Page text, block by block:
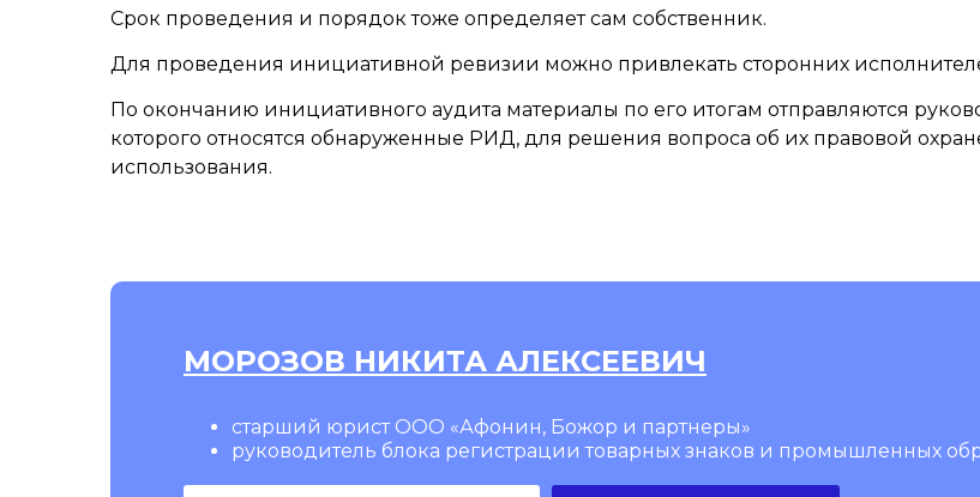
Срок проведения и порядок тоже определяет сам собственник.
Для проведения инициативной ревизии можно привлекать сторонних
По окончанию инициативного аудита материалы по его итогам отправляются
которого относятся обнаруженные РИД, для решения вопроса об их правовой
использования.
МОРОЗОВ НИКИТА АЛЕКСЕЕВИЧ
старший юрист ООО «Афонин, Божор и партнеры»
руководитель блока регистрации товарных знаков и промышленных